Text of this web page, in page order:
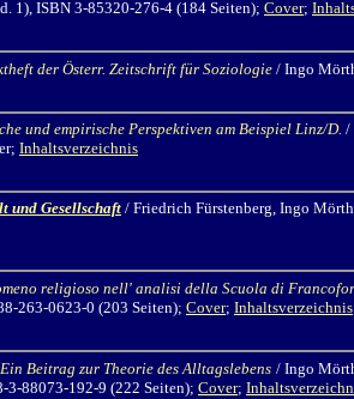
1), ISBN 3-85320-276-4 (184 Seiten); Cover;
der Österr. Zeitschrift für Soziologie / Ingo
und empirische Perspektiven am Beispiel Linz/D. /
Inhaltsverzeichnis
und Gesellschaft/ Friedrich Fürstenberg, Ingo Mörth
religioso nell' analisi della Scuola di
263-0623-0 (203 Seiten); Cover; Inhaltsverzeichnis
Ein Beitrag zur Theorie des Alltagslebens / Ingo
3-88073-192-9 (222 Seiten); Cover;